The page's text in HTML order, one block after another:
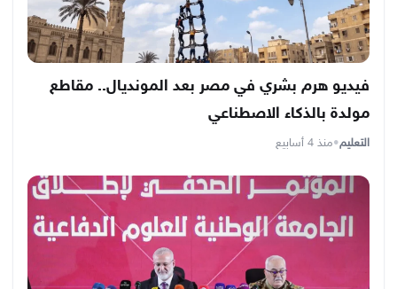
فيديو هرم بشري في مصر بعد المونديال.. مقاطع
مولدة بالذكاء الاصطناعي
التعليم•منذ 4 أسابيع